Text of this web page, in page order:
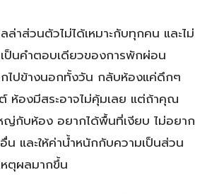
าส่วนตัวไม่ได้เหมาะกับทุกคน และไม่
ป็นคำตอบเดียวของการพักผ่อน
ปข้างนอกทั้งวัน กลับห้องแค่ดึกๆ
ต์ ห้องมีสระอาจไม่คุ้มเลย แต่ถ้าคุณ
หญ่กับห้อง อยากได้พื้นที่เงียบ ไม่อยาก
น และให้ค่าน้ำหนักกับความเป็นส่วน
ตุผลมากขึ้น